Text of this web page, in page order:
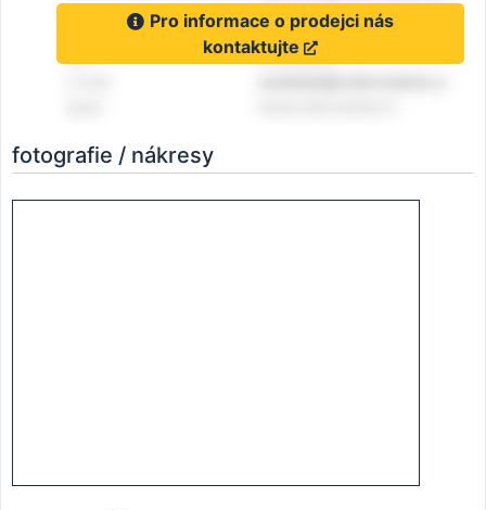
Pro informace o prodejci nás
kontaktujte
fotografie / nákresy